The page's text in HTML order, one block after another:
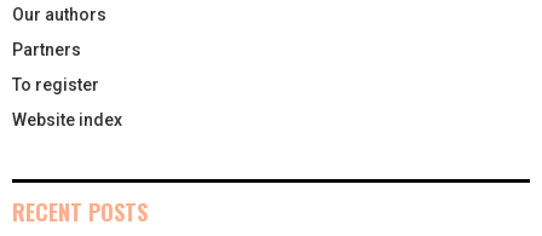
Our authors
Partners
To register
Website index
RECENT POSTS